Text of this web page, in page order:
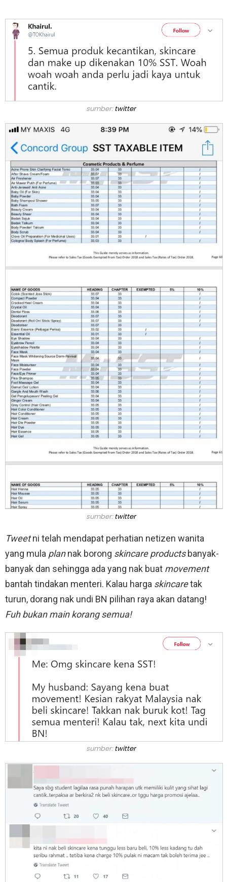
sumber:twitter
sumber:twitter
Tweetni telah mendapat perhatian netizen wanita
yang mula plannak borong skincare productsbanyak-
banyak dan sehingga ada yang nak buat movement
bantah tindakan menteri. Kalau harga skincaretak
turun, dorang nak undi BN pilihan raya akan datang!
Fuh bukan main korang semua!
sumber:twitter